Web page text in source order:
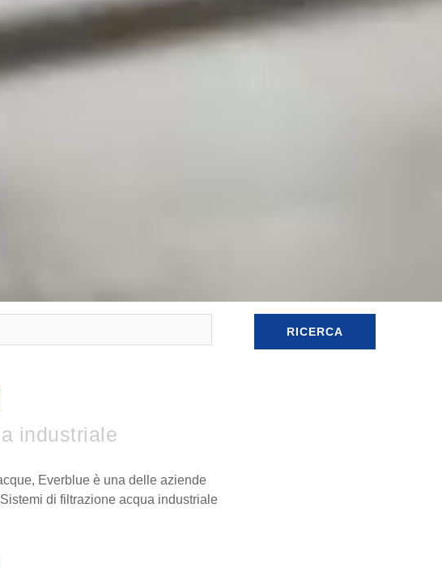
RICERCA
industriale
Everblue è una delle aziende
di filtrazione acqua industriale